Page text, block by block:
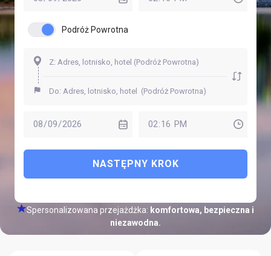
Podróż Powrotna
NASTĘPNY KROK
Spersonalizowana przejażdżka: komfortowa, bezpieczna i
niezawodna.